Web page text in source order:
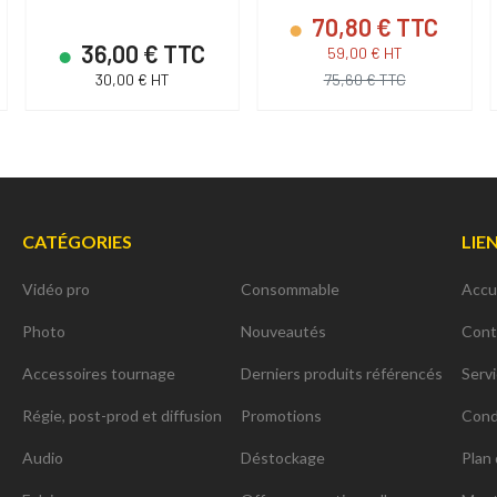
36,00 € TTC
30,00 € HT
70,80 € TTC
59,00 € HT
75,60 € TTC
CATÉGORIES
Vidéo pro
Photo
Accessoires tournage
Régie, post-prod et diffusion
Audio
Consommable
Nouveautés
Derniers produits référencés
Promotions
Déstockage